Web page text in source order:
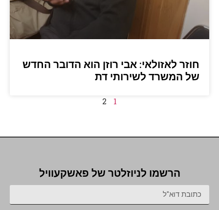
חוזר לאזולאי: אבי רוזן הוא הדובר החדש
של המשרד לשירותי דת
1
2
הרשמו לניוזלטר של פאשקעוויל